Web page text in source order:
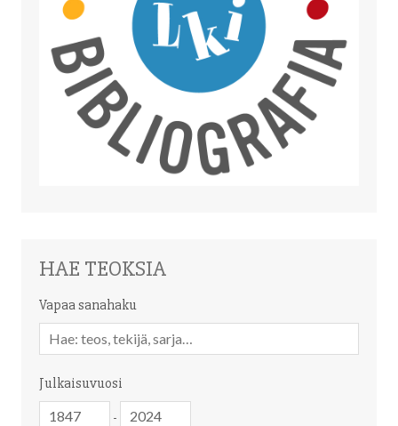
HAE TEOKSIA
Vapaa sanahaku
sanahaku
Julkaisuvuosi
-